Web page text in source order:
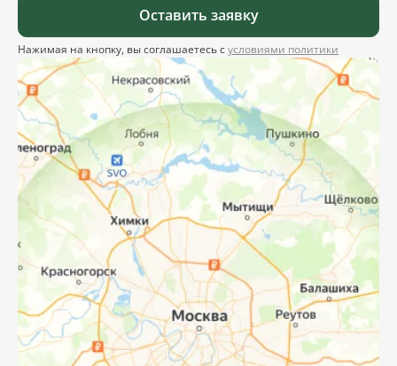
Оставить заявку
Нажимая на кнопку, вы соглашаетесь сусловиями политики